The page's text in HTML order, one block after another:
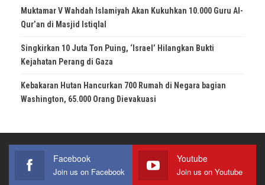
Muktamar V Wahdah Islamiyah Akan Kukuhkan 10.000 Guru Al-
Qur’an di Masjid Istiqlal
Singkirkan 10 Juta Ton Puing, ‘Israel’ Hilangkan Bukti
Kejahatan Perang di Gaza
Kebakaran Hutan Hancurkan 700 Rumah di Negara bagian
Washington, 65.000 Orang Dievakuasi
Facebook
Join us on Facebook
Youtube
Join us on Youtube